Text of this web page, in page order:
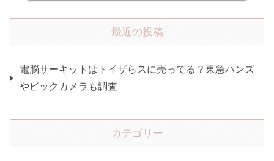
最近の投稿
電脳サーキットはトイザらスに売ってる？東急ハンズ
やビックカメラも調査
カテゴリー